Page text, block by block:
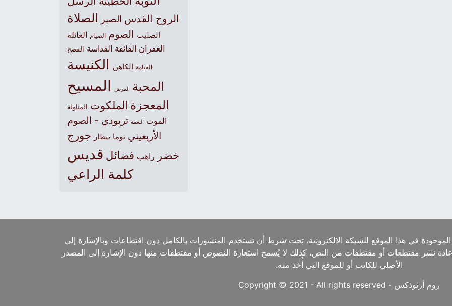
الروح القدس الصبر الصلاة
الصليب الصوم الصيام العائلة
الغفران الفائقة القداسة الفصح
القيامة الكاهن الكنيسة
المحبة المرض المسيح
المعجزة الملكوت المناولة
الموت النعمة تريودي - الصوم
الأربعيني توما بيطار جورج
خضر راهب فضائل قديس
كلمة الراعي
في هذا الموقع للشبكة الالكترونية، تحت شرط أن تستخدم المنشورات بالكامل دون اقتطاعات وبالإشارة إلى
نشر مقتطعات أو مقتطفات من النص، كذلك لا يُسمح استعارة النصوص أو مقتطفات منها دون الإشارة إلى المصدر
الأصلي للكاتب أو للموقع التي أُخذ منه.
روم أرثوذكس - Copyright © 2021 - All rights reserved